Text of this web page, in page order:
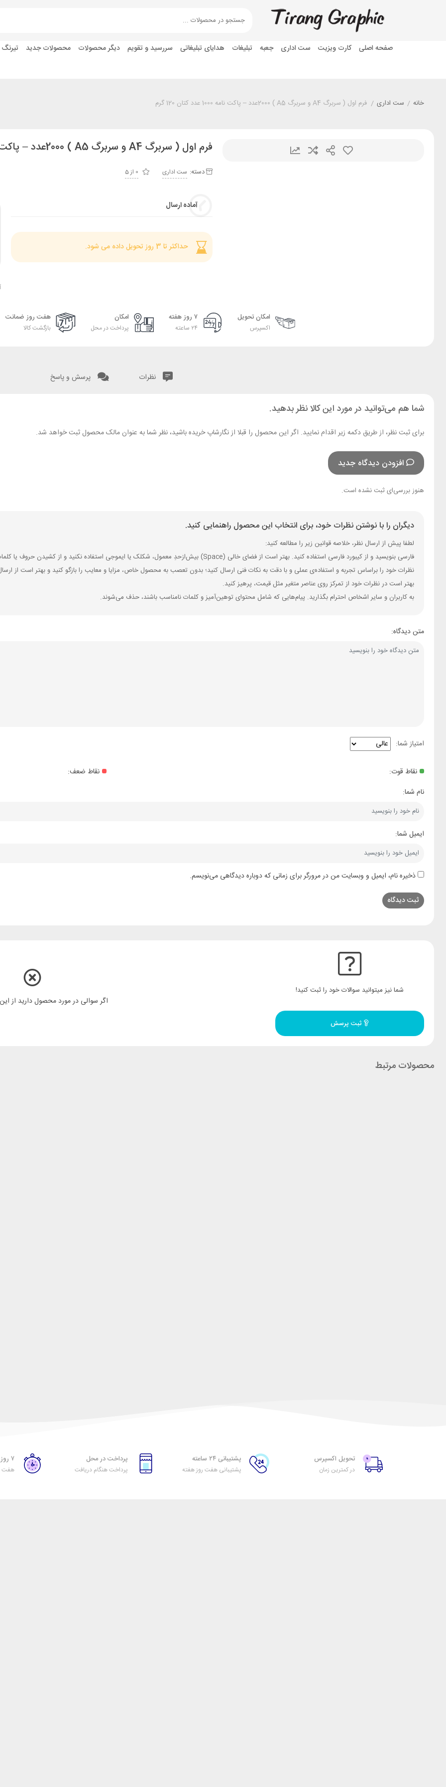
صفحه اصلی کارت ویزیت ست اداری جعبه تبلیغات هدایای تبلیغاتی سررسید و تقویم دیگر محصولات محصولات جدید تیرنگ
خانه / ست اداری / فرم اول ( سربرگ A4 و سربرگ A5 ) 2000عدد – پاکت نامه 1000 عدد کتان 120 گرم
فرم اول ( سربرگ A4 و سربرگ A5 ) 2000عدد – پاکت نامه 1000 عدد کتان 120 گرم
دسته: ست اداری 0 از 5
آماده ارسال
حداکثر تا 3 روز تحویل داده می شود.
امکان تحویل
اکسپرس
۷ روز هفته
۲۴ ساعته
امکان
پرداخت در محل
هفت روز ضمانت
بازگشت کالا
نظرات پرسش و پاسخ
شما هم می‌توانید در مورد این کالا نظر بدهید.
برای ثبت نظر، از طریق دکمه زیر اقدام نمایید. اگر این محصول را قبلا از نگارشاپ خریده باشید، نظر شما به عنوان مالک محصول ثبت خواهد شد.
افزودن دیدگاه جدید
هنوز بررسی‌ای ثبت نشده است.
دیگران را با نوشتن نظرات خود، برای انتخاب این محصول راهنمایی کنید.
لطفا پیش از ارسال نظر، خلاصه قوانین زیر را مطالعه کنید:
فارسی بنویسید و از کیبورد فارسی استفاده کنید. بهتر است از فضای خالی (Space) بیش‌از‌حدِ معمول، شکلک یا ایموجی استفاده نکنید و از کشیدن حروف یا کلمات با صفحه‌کلید بپرهیزید.
نظرات خود را براساس تجربه و استفاده‌ی عملی و با دقت به نکات فنی ارسال کنید؛ بدون تعصب به محصول خاص، مزایا و معایب را بازگو کنید و بهتر است از
بهتر است در نظرات خود از تمرکز روی عناصر متغیر مثل قیمت، پرهیز کنید.
به کاربران و سایر اشخاص احترام بگذارید. پیام‌هایی که شامل محتوای توهین‌آمیز و کلمات نامناسب باشند، حذف می‌شوند.
متن دیدگاه:
امتیاز شما:
نقاط قوت:
نقاط ضعف:
نام شما:
ایمیل شما:
ذخیره نام، ایمیل و وبسایت من در مرورگر برای زمانی که دوباره دیدگاهی می‌نویسم.
شما نیز میتوانید سوالات خود را ثبت کنید!
اگر سوالی در مورد محصول دارید از
محصولات مرتبط
تحویل اکسپرس
در کمترین زمان
پشتیبانی ۲۴ ساعته
پشتیبانی هفت روز هفته
پرداخت در محل
پرداخت هنگام دریافت
۷ روز ضمانت بازگشت
هفت